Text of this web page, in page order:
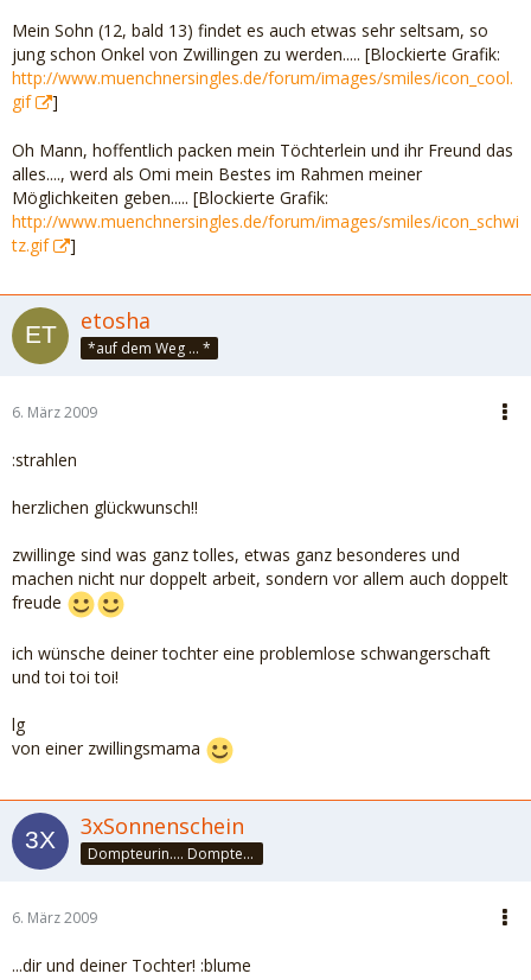
Mein Sohn (12, bald 13) findet es auch etwas sehr seltsam, so
jung schon Onkel von Zwillingen zu werden..... [Blockierte Grafik:
http://www.muenchnersingles.de/forum/images/smiles/icon_cool.
gif
]
Oh Mann, hoffentlich packen mein Töchterlein und ihr Freund das
alles...., werd als Omi mein Bestes im Rahmen meiner
Möglichkeiten geben..... [Blockierte Grafik:
http://www.muenchnersingles.de/forum/images/smiles/icon_schwi
tz.gif
]
etosha
*auf dem Weg ... *
6. März 2009
:strahlen
herzlichen glückwunsch!!
zwillinge sind was ganz tolles, etwas ganz besonderes und
machen nicht nur doppelt arbeit, sondern vor allem auch doppelt
freude
ich wünsche deiner tochter eine problemlose schwangerschaft
und toi toi toi!
lg
von einer zwillingsmama
3xSonnenschein
Dompteurin.... Dompteuse? Auf jeden Fall Raubtierbändigerin :-D
6. März 2009
...dir und deiner Tochter! :blume